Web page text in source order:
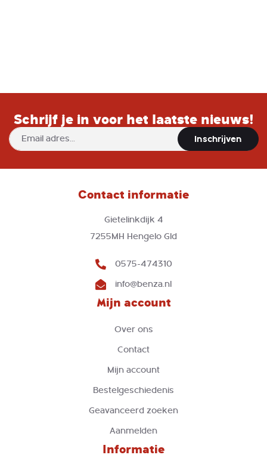
Schrijf je in voor het laatste nieuws!
Abonneer
u
onze
Inschrijven
Contact informatie
Gietelinkdijk 4
7255MH Hengelo Gld
0575-474310
info@benza.nl
Mijn account
Over ons
Contact
Mijn account
Bestelgeschiedenis
Geavanceerd zoeken
Aanmelden
Informatie